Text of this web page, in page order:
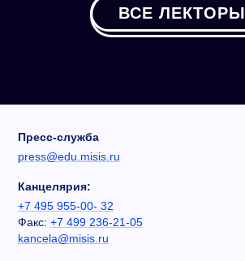
ВСЕ ЛЕКТОРЫ
Пресс-служба
press@edu.misis.ru
Канцелярия:
+7 495 955-00- 32
Факс: +7 499 236-21-05
kancela@misis.ru